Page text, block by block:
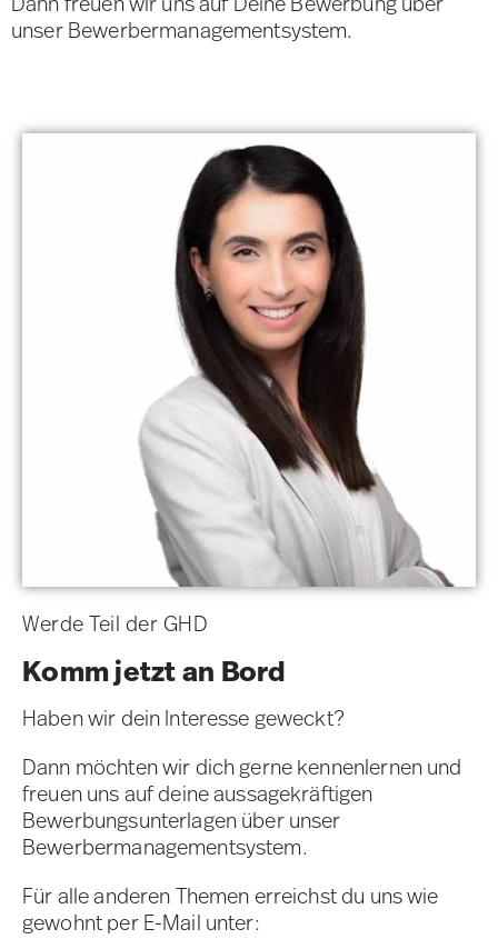
unser Bewerbermanagementsystem.
Werde Teil der GHD
Komm jetzt an Bord
Haben wir dein Interesse geweckt?
Dann möchten wir dich gerne kennenlernen und
freuen uns auf deine aussagekräftigen
Bewerbungsunterlagen über unser
Bewerbermanagementsystem.
Für alle anderen Themen erreichst du uns wie
gewohnt per E-Mail unter: